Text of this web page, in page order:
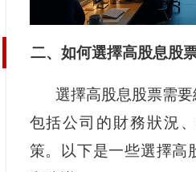
二、如何選擇高股息股
選擇高股息股票需要
包括公司的財務狀況
策。以下是一些選擇高